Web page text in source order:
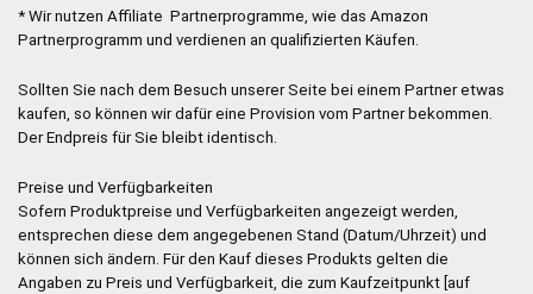
* Wir nutzen Affiliate Partnerprogramme, wie das Amazon
Partnerprogramm und verdienen an qualifizierten Käufen.
Sollten Sie nach dem Besuch unserer Seite bei einem Partner etwas
kaufen, so können wir dafür eine Provision vom Partner bekommen.
Der Endpreis für Sie bleibt identisch.
Preise und Verfügbarkeiten
Sofern Produktpreise und Verfügbarkeiten angezeigt werden,
entsprechen diese dem angegebenen Stand (Datum/Uhrzeit) und
können sich ändern. Für den Kauf dieses Produkts gelten die
Angaben zu Preis und Verfügbarkeit, die zum Kaufzeitpunkt [auf